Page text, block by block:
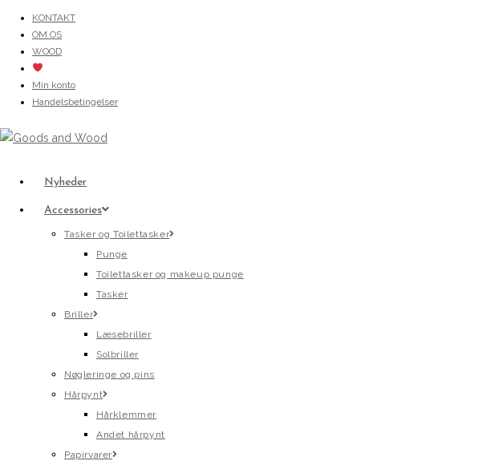
content
KONTAKT
OM OS
WOOD
Min konto
Handelsbetingelser
Nyheder
Accessories
Tasker og Toilettasker
Punge
Toilettasker og makeup punge
Tasker
Briller
Læsebriller
Solbriller
Nøgleringe og pins
Hårpynt
Hårklemmer
Andet hårpynt
Papirvarer